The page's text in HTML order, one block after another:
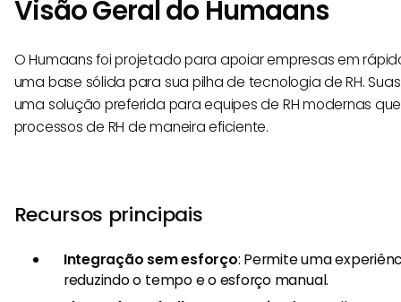
Visão Geral do Humaans
O Humaans foi projetado para apoiar empresas em
uma base sólida para sua pilha de tecnologia de RH.
uma solução preferida para equipes de RH modernas
processos de RH de maneira eficiente.
Recursos principais
Integração sem esforço: Permite uma
reduzindo o tempo e o esforço manual.